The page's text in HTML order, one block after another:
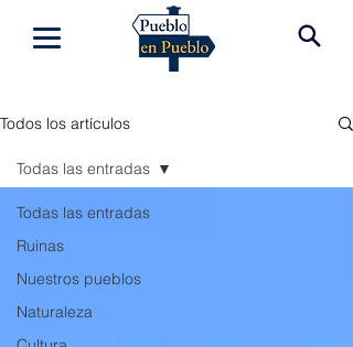
Todos los artículos
Todas las entradas
Ruinas
Nuestros pueblos
Naturaleza
Todas las entradas